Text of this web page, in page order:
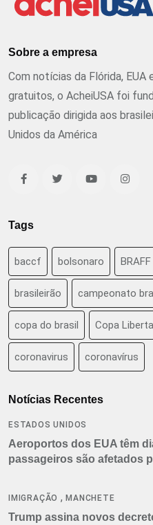
Sobre a empresa
Com notícias da Flórida, EUA
gratuitos, o AcheiUSA foi
publicação dirigida aos
Unidos da América
Tags
baccf bolsonaro BRAFF
brasileirão campeonato
copa do brasil Copa
coronavirus coronavírus
Notícias Recentes
ESTADOS UNIDOS
Aeroportos dos EUA têm
passageiros são afetados
IMIGRAÇÃO ,MANCHETE
Trump assina novos